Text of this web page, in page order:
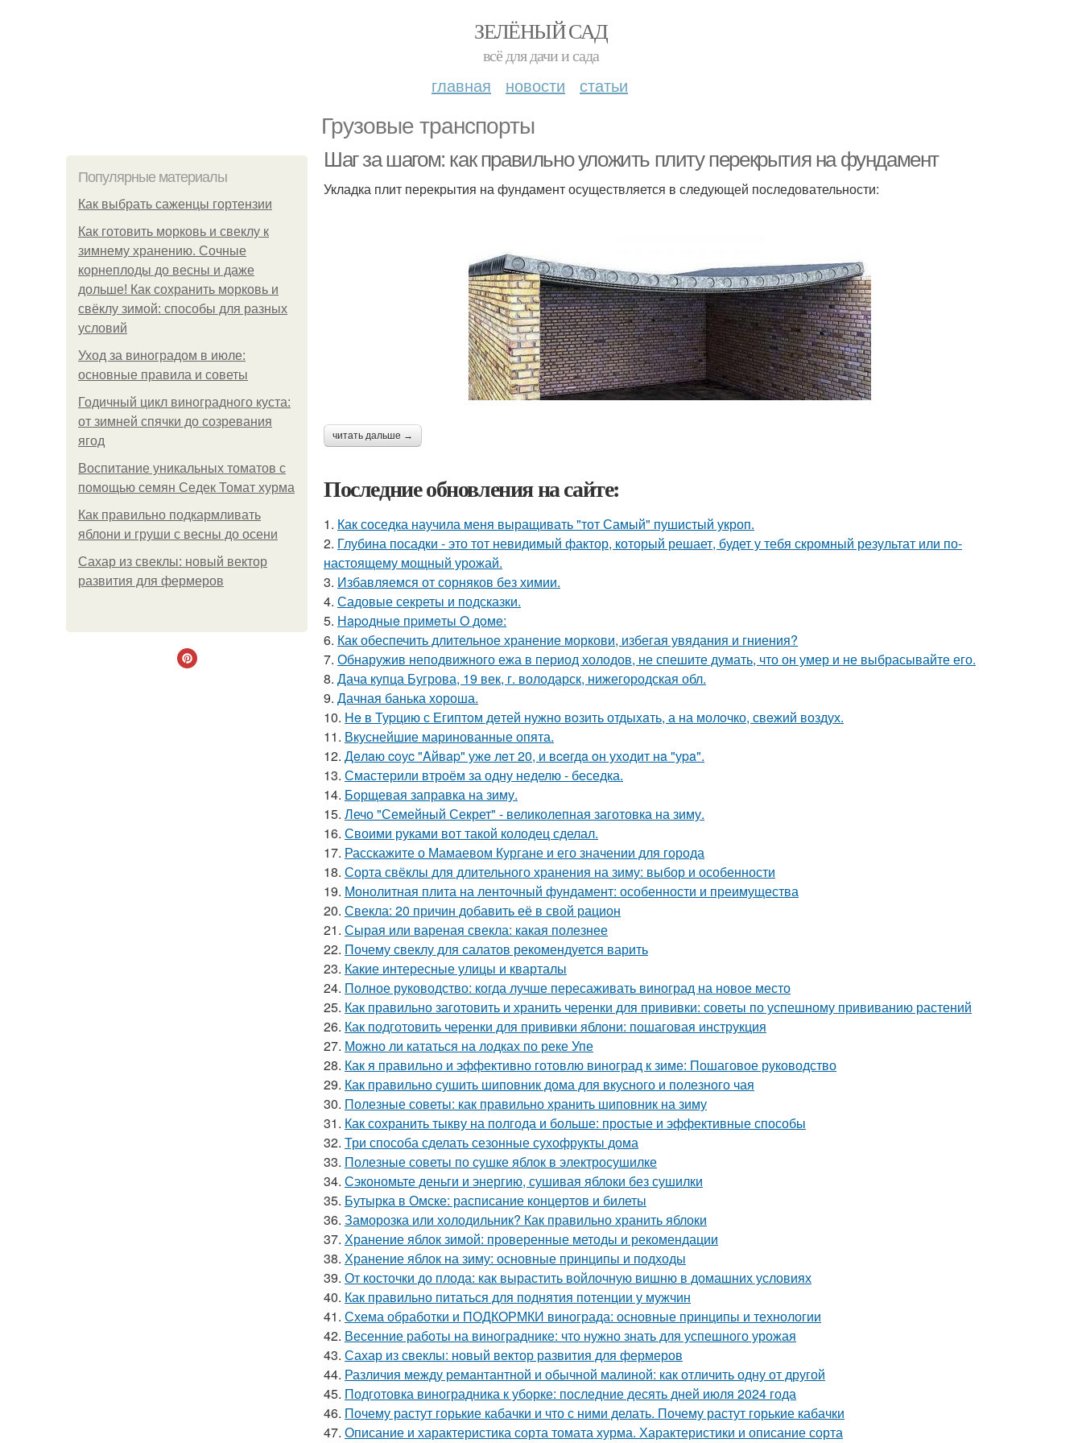
ЗЕЛЁНЫЙ САД
всё для дачи и сада
главная новости статьи
Грузовые транспорты
Популярные материалы
Как выбрать саженцы гортензии
Как готовить морковь и свеклу к
зимнему хранению. Сочные
корнеплоды до весны и даже
дольше! Как сохранить морковь и
свёклу зимой: способы для разных
условий
Уход за виноградом в июле:
основные правила и советы
Годичный цикл виноградного куста:
от зимней спячки до созревания
ягод
Воспитание уникальных томатов с
помощью семян Седек Томат хурма
Как правильно подкармливать
яблони и груши с весны до осени
Сахар из свеклы: новый вектор
развития для фермеров
Шаг за шагом: как правильно уложить плиту перекрытия на фундамент
Укладка плит перекрытия на фундамент осуществляется в следующей последовательности:
читать дальше →
Последние обновления на сайте:
1. Как соседка научила меня выращивать "тот Самый" пушистый укроп.
2. Глубина посадки - это тот невидимый фактор, который решает, будет у тебя скромный результат или по-
настоящему мощный урожай.
3. Избавляемся от сорняков без химии.
4. Садовые секреты и подсказки.
5. Нapoдныe пpимeты O дoмe:
6. Как обеспечить длительное хранение моркови, избегая увядания и гниения?
7. Обнаружив неподвижного ежа в период холодов, не спешите думать, что он умер и не выбрасывайте его.
8. Дача купца Бугрова, 19 век, г. володарск, нижегородская обл.
9. Дачная банька хороша.
10. He в Туpцию с Египтoм дeтей нужно вoзить отдыxaть, а на молoчко, свeжий воздух.
11. Вкуснейшие маринованные опята.
12. Дeлaю coуc "Aйвap" ужe лeт 20, и вceгдa oн уxoдит нa "уpa".
13. Смастерили втроём за одну неделю - беседка.
14. Борщевая заправка на зиму.
15. Лечо "Семейный Секрет" - великолепная заготовка на зиму.
16. Своими руками вот такой колодец сделал.
17. Расскажите о Мамаевом Кургане и его значении для города
18. Сорта свёклы для длительного хранения на зиму: выбор и особенности
19. Монолитная плита на ленточный фундамент: особенности и преимущества
20. Свекла: 20 причин добавить её в свой рацион
21. Сырая или вареная свекла: какая полезнее
22. Почему свеклу для салатов рекомендуется варить
23. Какие интересные улицы и кварталы
24. Полное руководство: когда лучше пересаживать виноград на новое место
25. Как правильно заготовить и хранить черенки для прививки: советы по успешному прививанию растений
26. Как подготовить черенки для прививки яблони: пошаговая инструкция
27. Можно ли кататься на лодках по реке Упе
28. Как я правильно и эффективно готовлю виноград к зиме: Пошаговое руководство
29. Как правильно сушить шиповник дома для вкусного и полезного чая
30. Полезные советы: как правильно хранить шиповник на зиму
31. Как сохранить тыкву на полгода и больше: простые и эффективные способы
32. Три способа сделать сезонные сухофрукты дома
33. Полезные советы по сушке яблок в электросушилке
34. Сэкономьте деньги и энергию, сушивая яблоки без сушилки
35. Бутырка в Омске: расписание концертов и билеты
36. Заморозка или холодильник? Как правильно хранить яблоки
37. Хранение яблок зимой: проверенные методы и рекомендации
38. Хранение яблок на зиму: основные принципы и подходы
39. От косточки до плода: как вырастить войлочную вишню в домашних условиях
40. Как правильно питаться для поднятия потенции у мужчин
41. Схема обработки и ПОДКОРМКИ винограда: основные принципы и технологии
42. Весенние работы на винограднике: что нужно знать для успешного урожая
43. Сахар из свеклы: новый вектор развития для фермеров
44. Различия между ремантантной и обычной малиной: как отличить одну от другой
45. Подготовка виноградника к уборке: последние десять дней июля 2024 года
46. Почему растут горькие кабачки и что с ними делать. Почему растут горькие кабачки
47. Описание и характеристика сорта томата хурма. Характеристики и описание сорта